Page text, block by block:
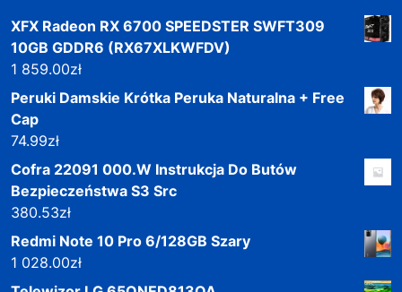
XFX Radeon RX 6700 SPEEDSTER SWFT309
10GB GDDR6 (RX67XLKWFDV)
1 859.00zł
Peruki Damskie Krótka Peruka Naturalna + Free
Cap
74.99zł
Cofra 22091 000.W Instrukcja Do Butów
Bezpieczeństwa S3 Src
380.53zł
Redmi Note 10 Pro 6/128GB Szary
1 028.00zł